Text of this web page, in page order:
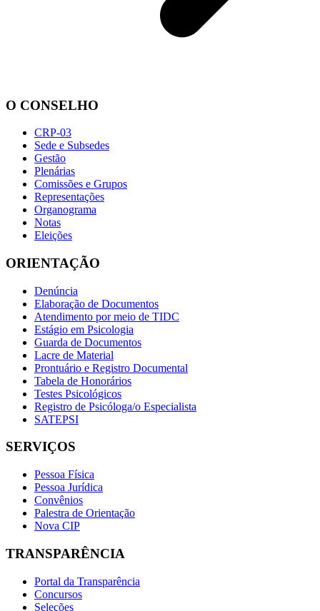
O CONSELHO
CRP-03
Sede e Subsedes
Gestão
Plenárias
Comissões e Grupos
Representações
Organograma
Notas
Eleições
ORIENTAÇÃO
Denúncia
Elaboração de Documentos
Atendimento por meio de TIDC
Estágio em Psicologia
Guarda de Documentos
Lacre de Material
Prontuário e Registro Documental
Tabela de Honorários
Testes Psicológicos
Registro de Psicóloga/o Especialista
SATEPSI
SERVIÇOS
Pessoa Física
Pessoa Jurídica
Convênios
Palestra de Orientação
Nova CIP
TRANSPARÊNCIA
Portal da Transparência
Concursos
Seleções